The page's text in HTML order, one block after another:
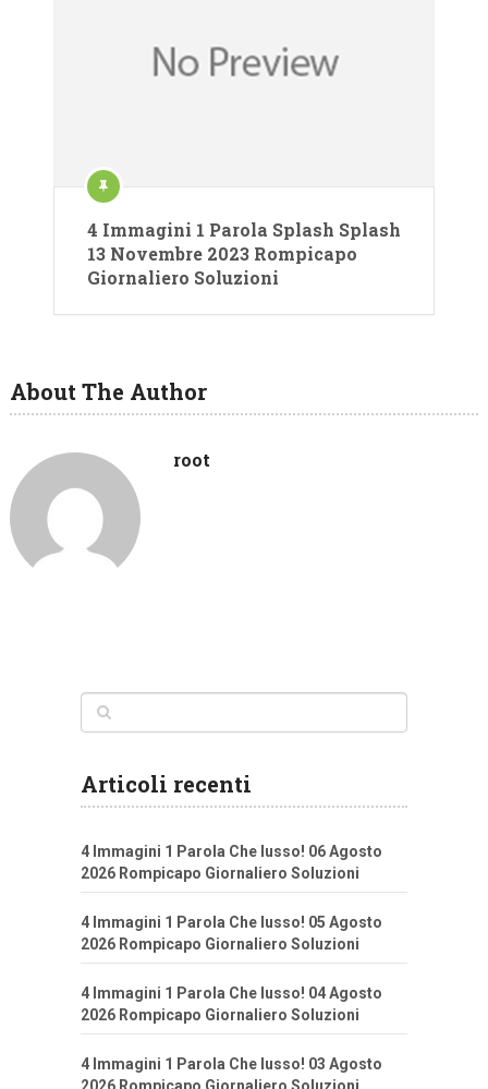
4 Immagini 1 Parola Splash Splash
13 Novembre 2023 Rompicapo
Giornaliero Soluzioni
About The Author
root
Articoli recenti
4 Immagini 1 Parola Che lusso! 06 Agosto
2026 Rompicapo Giornaliero Soluzioni
4 Immagini 1 Parola Che lusso! 05 Agosto
2026 Rompicapo Giornaliero Soluzioni
4 Immagini 1 Parola Che lusso! 04 Agosto
2026 Rompicapo Giornaliero Soluzioni
4 Immagini 1 Parola Che lusso! 03 Agosto